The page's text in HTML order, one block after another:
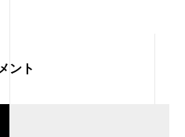
ント